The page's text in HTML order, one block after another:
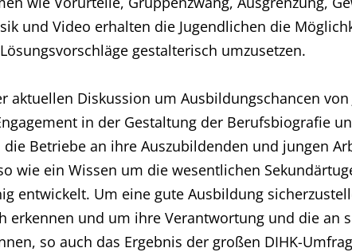
und Video erhalten die Jugendlichen die
gestalterisch umzusetzen.
aktuellen Diskussion um Ausbildungschancen
in der Gestaltung der Berufsbiografie
Betriebe an ihre Auszubildenden und jungen
wie ein Wissen um die wesentlichen
entwickelt. Um eine gute Ausbildung
erkennen und um ihre Verantwortung und die
so auch das Ergebnis der großen DIHK-